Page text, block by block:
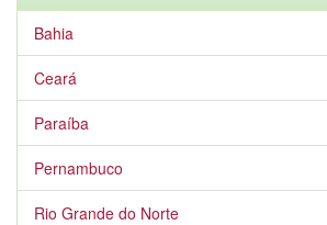
Bahia
Ceará
Paraíba
Pernambuco
Rio Grande do Norte